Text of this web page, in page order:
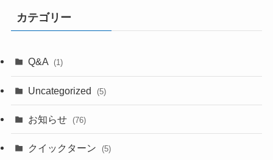
カテゴリー
Q&A (1)
Uncategorized (5)
お知らせ (76)
クイックターン (5)